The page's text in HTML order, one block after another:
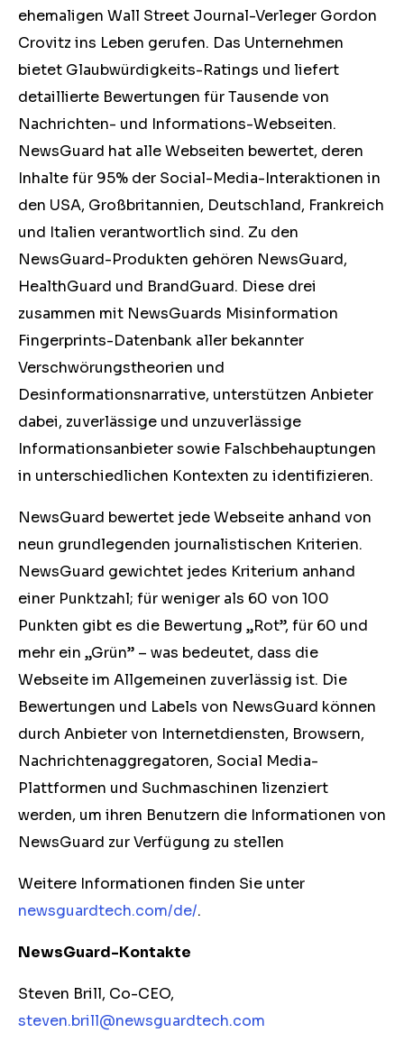
ehemaligen Wall Street Journal-Verleger Gordon
Crovitz ins Leben gerufen. Das Unternehmen
bietet Glaubwürdigkeits-Ratings und liefert
detaillierte Bewertungen für Tausende von
Nachrichten- und Informations-Webseiten.
NewsGuard hat alle Webseiten bewertet, deren
Inhalte für 95% der Social-Media-Interaktionen in
den USA, Großbritannien, Deutschland, Frankreich
und Italien verantwortlich sind. Zu den
NewsGuard-Produkten gehören NewsGuard,
HealthGuard und BrandGuard. Diese drei
zusammen mit NewsGuards Misinformation
Fingerprints-Datenbank aller bekannter
Verschwörungstheorien und
Desinformationsnarrative, unterstützen Anbieter
dabei, zuverlässige und unzuverlässige
Informationsanbieter sowie Falschbehauptungen
in unterschiedlichen Kontexten zu identifizieren.
NewsGuard bewertet jede Webseite anhand von
neun grundlegenden journalistischen Kriterien.
NewsGuard gewichtet jedes Kriterium anhand
einer Punktzahl; für weniger als 60 von 100
Punkten gibt es die Bewertung „Rot”, für 60 und
mehr ein „Grün” – was bedeutet, dass die
Webseite im Allgemeinen zuverlässig ist. Die
Bewertungen und Labels von NewsGuard können
durch Anbieter von Internetdiensten, Browsern,
Nachrichtenaggregatoren, Social Media-
Plattformen und Suchmaschinen lizenziert
werden, um ihren Benutzern die Informationen von
NewsGuard zur Verfügung zu stellen
Weitere Informationen finden Sie unter
newsguardtech.com/de/.
NewsGuard-Kontakte
Steven Brill, Co-CEO,
steven.brill@newsguardtech.com